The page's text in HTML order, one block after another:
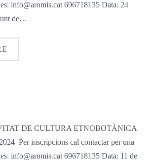
info@aromis.cat 696718135 Data: 24
de…
DE CULTURA ETNOBOTÀNICA
Per inscripcions cal contactar per una
info@aromis.cat 696718135 Data: 11 de